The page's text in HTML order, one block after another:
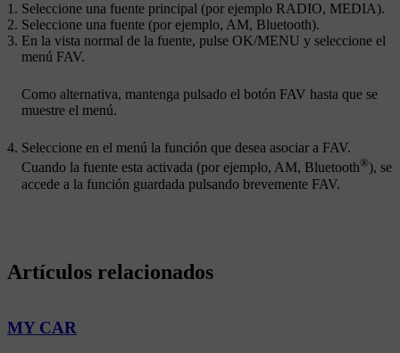
Seleccione una fuente principal (por ejemplo RADIO, MEDIA).
Seleccione una fuente (por ejemplo, AM, Bluetooth).
En la vista normal de la fuente, pulse OK/MENU y seleccione el
menú FAV.
Como alternativa, mantenga pulsado el botón FAV hasta que se
muestre el menú.
Seleccione en el menú la función que desea asociar a FAV.
Cuando la fuente esta activada (por ejemplo, AM, Bluetooth®), se
accede a la función guardada pulsando brevemente FAV.
Artículos relacionados
MY CAR